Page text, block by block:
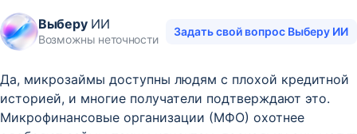
ВыберуИИ
Возможны неточности
Задать свой вопрос Выберу ИИ
Да, микрозаймы доступны людям с плохой кредитной
историей, и многие получатели подтверждают это.
Микрофинансовые организации (МФО) охотнее